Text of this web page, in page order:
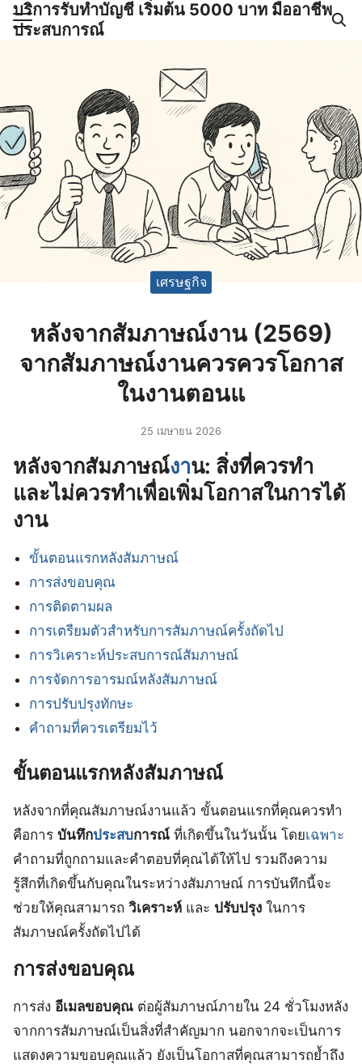
Skipบริการรับทำบัญชี เริ่มต้น 5000 บาท มืออาชีพ
ประสบการณ์
ญชีและภาษีครบวงจร |
เศรษฐกิจ
หลังจากสัมภาษณ์งาน (2569)
จากสัมภาษณ์งานควรควรโอกาส
ในงานตอนแ
25 เมษายน 2026
หลังจากสัมภาษณ์งาน: สิ่งที่ควรทำ
และไม่ควรทำเพื่อเพิ่มโอกาสในการได้
งาน
ขั้นตอนแรกหลังสัมภาษณ์
การส่งขอบคุณ
การติดตามผล
การเตรียมตัวสำหรับการสัมภาษณ์ครั้งถัดไป
การวิเคราะห์ประสบการณ์สัมภาษณ์
การจัดการอารมณ์หลังสัมภาษณ์
การปรับปรุงทักษะ
คำถามที่ควรเตรียมไว้
ขั้นตอนแรกหลังสัมภาษณ์
หลังจากที่คุณสัมภาษณ์งานแล้ว ขั้นตอนแรกที่คุณควรทำ
คือการ บันทึกประสบการณ์ ที่เกิดขึ้นในวันนั้น โดยเฉพาะ
คำถามที่ถูกถามและคำตอบที่คุณได้ให้ไป รวมถึงความ
รู้สึกที่เกิดขึ้นกับคุณในระหว่างสัมภาษณ์ การบันทึกนี้จะ
ช่วยให้คุณสามารถ วิเคราะห์ และ ปรับปรุง ในการ
สัมภาษณ์ครั้งถัดไปได้
การส่งขอบคุณ
การส่ง อีเมลขอบคุณ ต่อผู้สัมภาษณ์ภายใน 24 ชั่วโมงหลัง
จากการสัมภาษณ์เป็นสิ่งที่สำคัญมาก นอกจากจะเป็นการ
แสดงความขอบคุณแล้ว ยังเป็นโอกาสที่คุณสามารถย้ำถึง